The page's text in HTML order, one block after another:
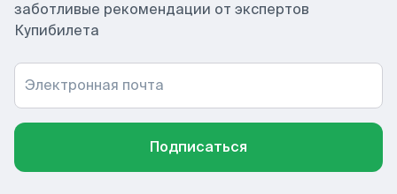
заботливые рекомендации от экспертов
Купибилета
Электронная почта
Подписаться